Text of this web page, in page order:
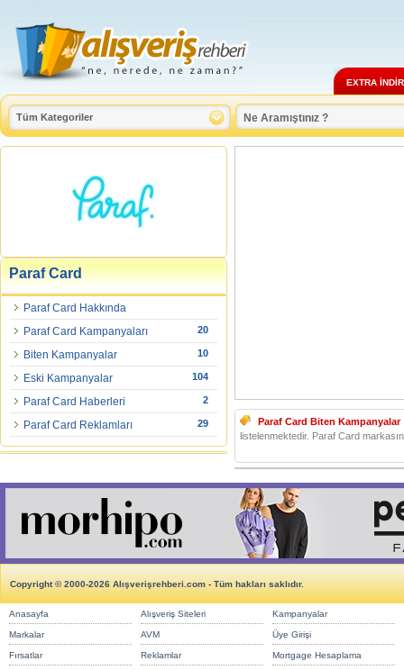
EXTRA
Paraf Card
Paraf Card Hakkında
Paraf Card Kampanyaları
20
Biten Kampanyalar 10
Eski Kampanyalar 104
Paraf Card Haberleri 2
Paraf Card Reklamları 29
Paraf Card Biten Kampanyalar
listelenmektedir. Paraf Card
Copyright © 2000-2026 Alışverişrehberi.com - Tüm hakları saklıdır.
Anasayfa Alışveriş Siteleri Kampanyalar
Markalar AVM Üye Girişi
Fırsatlar Reklamlar Mortgage Hesaplama